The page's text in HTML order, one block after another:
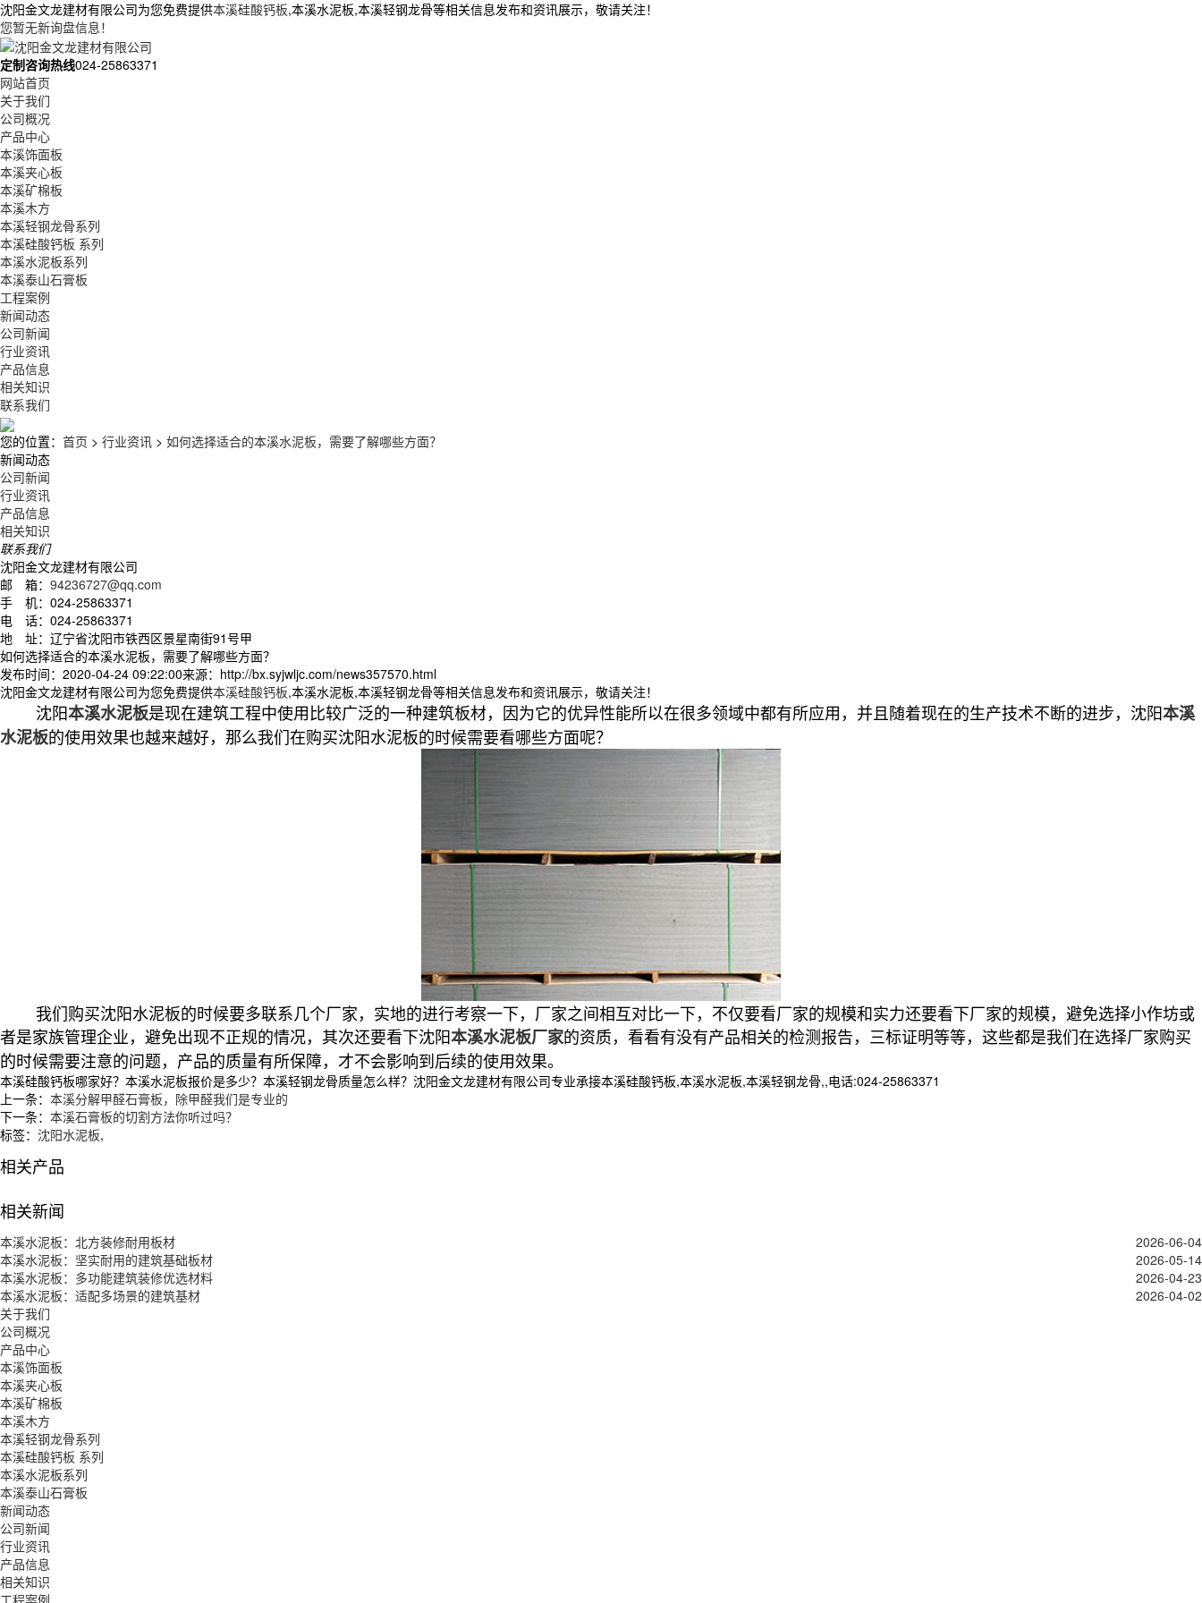
沈阳金文龙建材有限公司为您免费提供本溪硅酸钙板,本溪水泥板,本溪轻钢龙骨等相关信息发布和资讯展示，敬请关注！
您暂无新询盘信息！
定制咨询热线024-25863371
网站首页
关于我们
公司概况
产品中心
本溪饰面板
本溪夹心板
本溪矿棉板
本溪木方
本溪轻钢龙骨系列
本溪硅酸钙板 系列
本溪水泥板系列
本溪泰山石膏板
工程案例
新闻动态
公司新闻
行业资讯
产品信息
相关知识
联系我们
您的位置： 首页 > 行业资讯 > 如何选择适合的本溪水泥板，需要了解哪些方面？
新闻动态
公司新闻
行业资讯
产品信息
相关知识
联系我们
沈阳金文龙建材有限公司
邮 箱： 94236727@qq.com
手 机：024-25863371
电 话：024-25863371
地 址：辽宁省沈阳市铁西区景星南街91号甲
如何选择适合的本溪水泥板，需要了解哪些方面？
发布时间：2020-04-24 09:22:00来源：http://bx.syjwljc.com/news357570.html
沈阳金文龙建材有限公司为您免费提供本溪硅酸钙板,本溪水泥板,本溪轻钢龙骨等相关信息发布和资讯展示，敬请关注！
沈阳本溪水泥板是现在建筑工程中使用比较广泛的一种建筑板材，因为它的优异性能所以在很多领域中都有所应用，并且随着现在的生产技术不断的进步，沈阳本溪
水泥板的使用效果也越来越好，那么我们在购买沈阳水泥板的时候需要看哪些方面呢？
我们购买沈阳水泥板的时候要多联系几个厂家，实地的进行考察一下，厂家之间相互对比一下，不仅要看厂家的规模和实力还要看下厂家的规模，避免选择小作坊或
者是家族管理企业，避免出现不正规的情况，其次还要看下沈阳本溪水泥板厂家的资质，看看有没有产品相关的检测报告，三标证明等等，这些都是我们在选择厂家购买
的时候需要注意的问题，产品的质量有所保障，才不会影响到后续的使用效果。
本溪硅酸钙板哪家好？本溪水泥板报价是多少？本溪轻钢龙骨质量怎么样？沈阳金文龙建材有限公司专业承接本溪硅酸钙板,本溪水泥板,本溪轻钢龙骨,,电话:024-25863371
上一条： 本溪分解甲醛石膏板，除甲醛我们是专业的
下一条： 本溪石膏板的切割方法你听过吗？
标签： 沈阳水泥板,
相关产品
相关新闻
本溪水泥板：北方装修耐用板材
2026-06-04
本溪水泥板：坚实耐用的建筑基础板材
2026-05-14
本溪水泥板：多功能建筑装修优选材料
2026-04-23
本溪水泥板：适配多场景的建筑基材
2026-04-02
关于我们
公司概况
产品中心
本溪饰面板
本溪夹心板
本溪矿棉板
本溪木方
本溪轻钢龙骨系列
本溪硅酸钙板 系列
本溪水泥板系列
本溪泰山石膏板
新闻动态
公司新闻
行业资讯
产品信息
相关知识
工程案例